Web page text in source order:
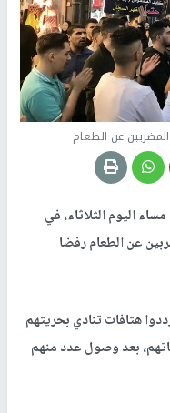
عن الطعام
اليوم الثلاثاء، في
عن الطعام رفضا
هتافات تنادي بحريتهم
بعد وصول عدد منهم